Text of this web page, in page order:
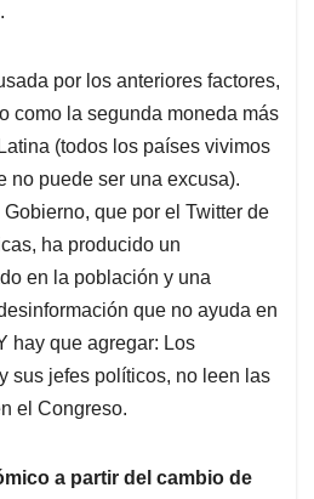
por los anteriores factores,
como la segunda moneda más
(todos los países vivimos
no puede ser una excusa).
que por el Twitter de
ha producido un
en la población y una
que no ayuda en
hay que agregar: Los
sus jefes políticos, no leen las
el Congreso.
a partir del cambio de